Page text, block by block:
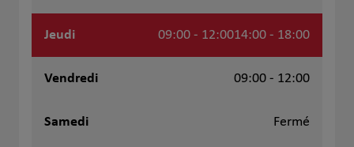
Jeudi 09:00 - 12:0014:00 - 18:00
Vendredi 09:00 - 12:00
Samedi Fermé